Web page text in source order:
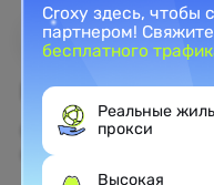
Веб-скрейпинг
Собирайте
их в прибыльные
Croxy здесь, чтобы
партнером!
бесплатного
Реальные
прокси
Высокая